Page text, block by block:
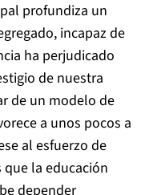
profundiza un
incapaz de
ha perjudicado
de nuestra
de un modelo de
a unos pocos a
al esfuerzo de
la educación
depender